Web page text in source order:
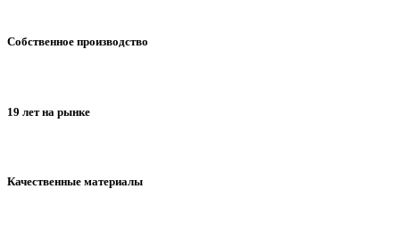
Собственное производство
19 лет на рынке
Качественные материалы